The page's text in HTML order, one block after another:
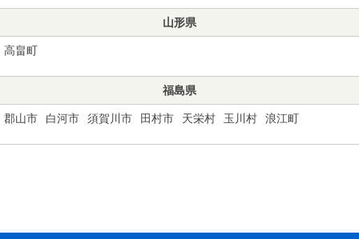
山形県
高畠町
福島県
郡山市 白河市 須賀川市 田村市 天栄村 玉川村 浪江町